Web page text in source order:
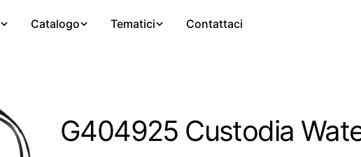
Catalogo Tematici Contattaci
G404925 Custodia